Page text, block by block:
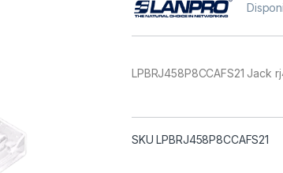
LPBRJ458P8CCAFS21
SKU LPBRJ458P8CCAFS21